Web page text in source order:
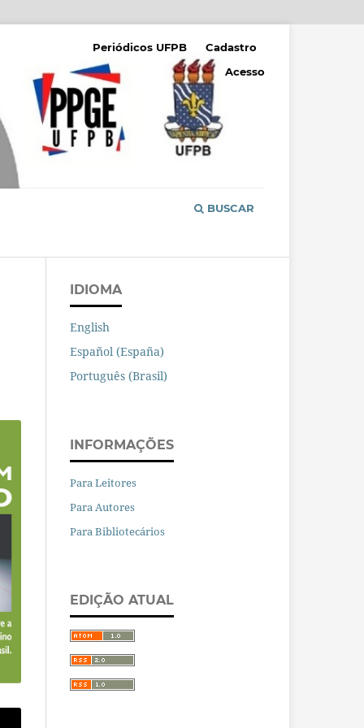
BUSCAR
Periódicos UFPB
Cadastro
Acesso
IDIOMA
English
Español (España)
Português (Brasil)
INFORMAÇÕES
Para Leitores
Para Autores
Para Bibliotecários
EDIÇÃO ATUAL